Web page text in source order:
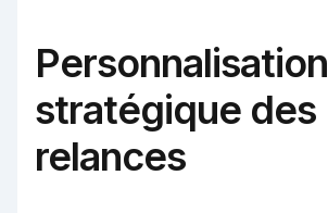
Personnalisation
stratégique des
relances